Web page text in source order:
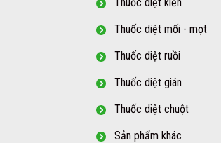
Thuốc diệt mối - mọt
Thuốc diệt ruồi
Thuốc diệt gián
Thuốc diệt chuột
Sản phẩm khác